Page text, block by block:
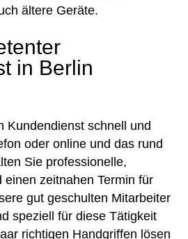
ältere Geräte.
in Berlin
Kundendienst schnell und
oder online und das rund
Sie professionelle,
zeitnahen Termin für
gut geschulten Mitarbeiter
speziell für diese Tätigkeit
richtigen Handgriffen lösen